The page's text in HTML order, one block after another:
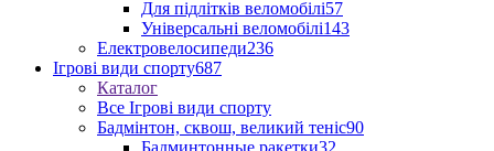
Для підлітків веломобілі57
Універсальні веломобілі143
Електровелосипеди236
Ігрові види спорту687
Каталог
Все Ігрові види спорту
Бадмінтон, сквош, великий теніс90
Бадминтонные ракетки32